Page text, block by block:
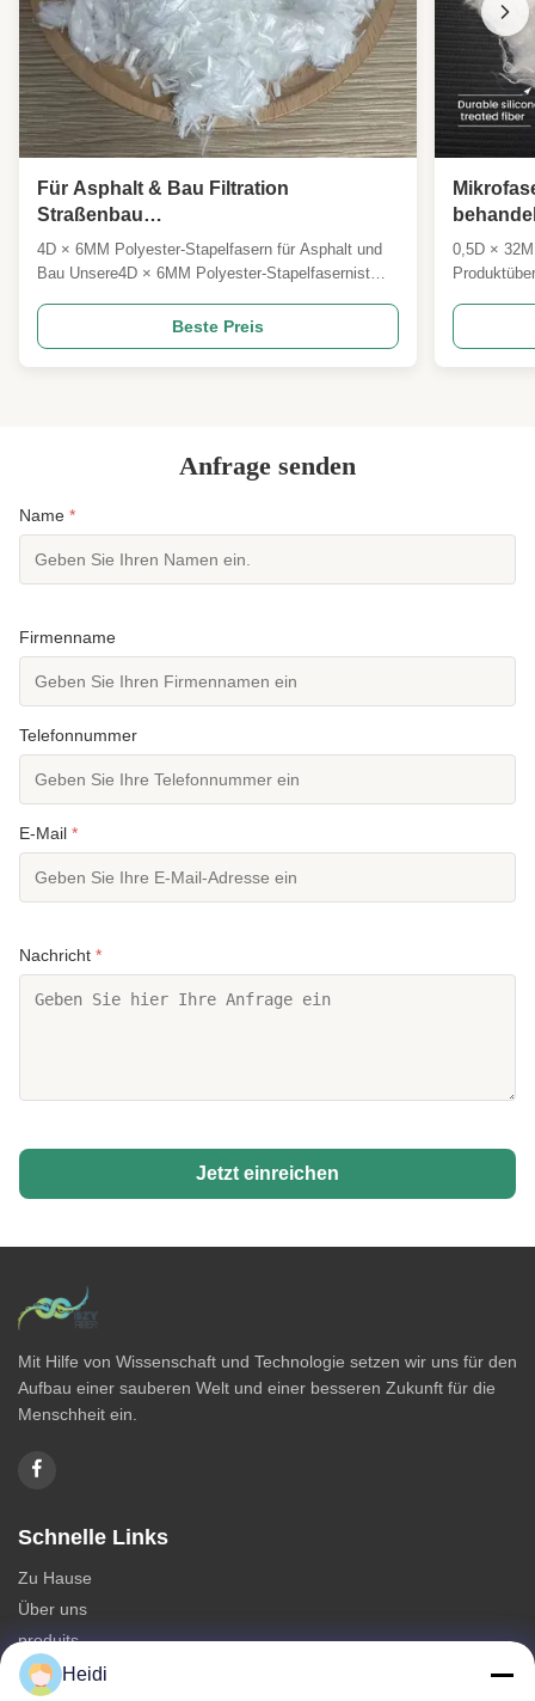
Für Asphalt & Bau Filtration
Straßenbau
Hochfestigkeitsverstärkung 4D*6MM
Faser Polyester Stückfaser
4D × 6MM Polyester-Stapelfasern für Asphalt und
Bau Unsere4D × 6MM Polyester-Stapelfasernist
speziell für den Straßenbau, die
Asphaltverstärkung, den Bauwesen und die
industrielle Filtration entwickelt
Beste Preis
0,5D ×
speziell für
Anfrage senden
Name *
Firmenname
Telefonnummer
E-Mail *
Nachricht *
Jetzt einreichen
Mit Hilfe von Wissenschaft und Technologie setzen wir uns für den
Aufbau einer sauberen Welt und einer besseren Zukunft für die
Menschheit ein.
Schnelle Links
Zu Hause
Über uns
produits
Kontakt mit uns
Heidi